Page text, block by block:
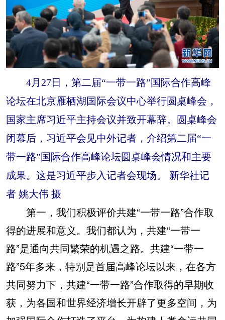
4月27日，第二届“一带一路”国际合作高峰
论坛在北京雁栖湖国际会议中心举行圆桌峰会，
国家主席习近平主持会议并致开幕辞。圆桌峰会
闭幕后，习近平会见中外记者，介绍第二届“一
带一路”国际合作高峰论坛圆桌峰会情况和主要
成果。这是习近平步入记者会现场。 新华社记
者 姚大伟 摄
第一，我们积极评价共建“一带一路”合作取
得的进展和意义。我们都认为，共建“一带一
路”是通向共同繁荣的机遇之路。共建“一带一
路”5年多来，特别是首届高峰论坛以来，在各方
共同努力下，共建“一带一路”合作取得的早期收
获，为各国和世界经济增长开辟了更多空间，为